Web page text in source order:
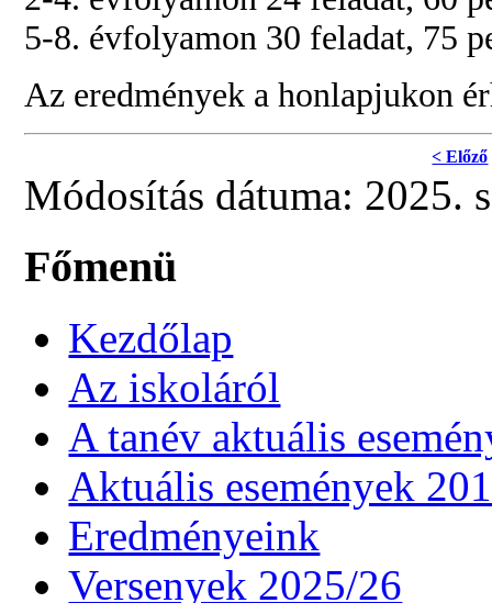
5-8. évfolyamon 30 feladat, 75
Az eredmények a honlapjukon
< Előző
Módosítás dátuma: 2025.
Főmenü
Kezdőlap
Az iskoláról
A tanév aktuális
Aktuális események
Eredményeink
Versenyek 2025/26